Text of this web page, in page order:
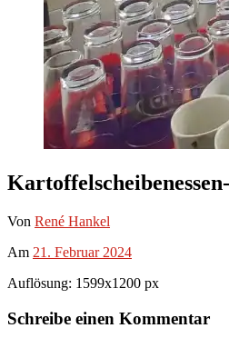
Von René Hankel
Am 21. Februar 2024
Auflösung: 1599x1200 px
Schreibe einen Kommentar